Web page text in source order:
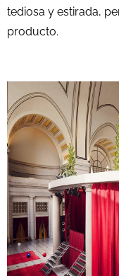
tediosa y estirada,
producto.